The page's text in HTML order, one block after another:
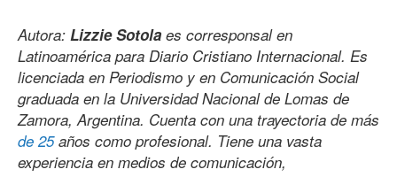
Autora: Lizzie Sotola es corresponsal en
Latinoamérica para Diario Cristiano Internacional. Es
licenciada en Periodismo y en Comunicación Social
graduada en la Universidad Nacional de Lomas de
Zamora, Argentina. Cuenta con una trayectoria de más
de 25años como profesional. Tiene una vasta
experiencia en medios de comunicación,